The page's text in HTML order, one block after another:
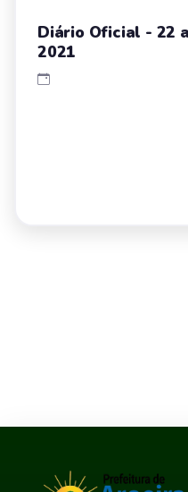
Diário Oficial - 22
2021